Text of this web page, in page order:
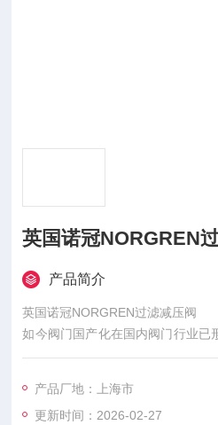
英国诺冠NORGREN
产品简介
英国诺冠NORGREN过滤减压阀
如今阀门国产化在国内阀门行业已
是靠阀内流道对水流的局部阻力降
是利用阀体中浮动活塞的水压比控
侧活塞面积比成反比。这种减压阀
产品厂地：上海市
更新时间：2026-02-27